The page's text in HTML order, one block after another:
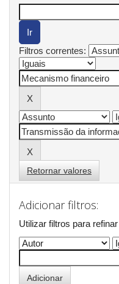
Filtros correntes:
Retornar valores
Adicionar filtros:
Utilizar filtros para